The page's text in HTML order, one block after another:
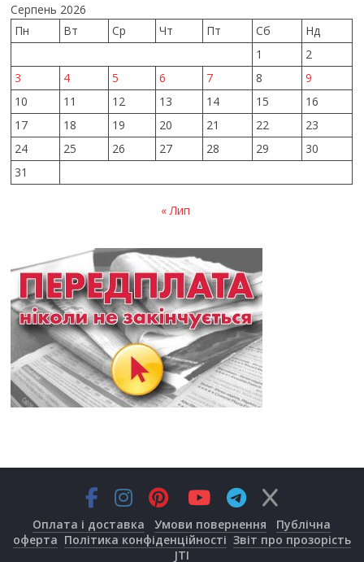
Серпень 2026
Пн
Вт Ср Чт Пт Сб
Нд
1
2
3
4 5 6 7 8
9
10
11 12 13 14 15
16
17
18 19 20 21 22
23
24
25 26 27 28 29
30
31
« Лип
Оплата і доставка Умови повернення
Публічна
оферта Політика конфіденційності Звіт про прозорість
JTI